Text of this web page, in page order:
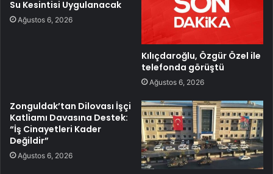
Su Kesintisi Uygulanacak
Ağustos 6, 2026
Kılıçdaroğlu, Özgür Özel ile
telefonda görüştü
Ağustos 6, 2026
Zonguldak’tan Dilovası İşçi
Katliamı Davasına Destek:
“İş Cinayetleri Kader
Değildir”
Ağustos 6, 2026